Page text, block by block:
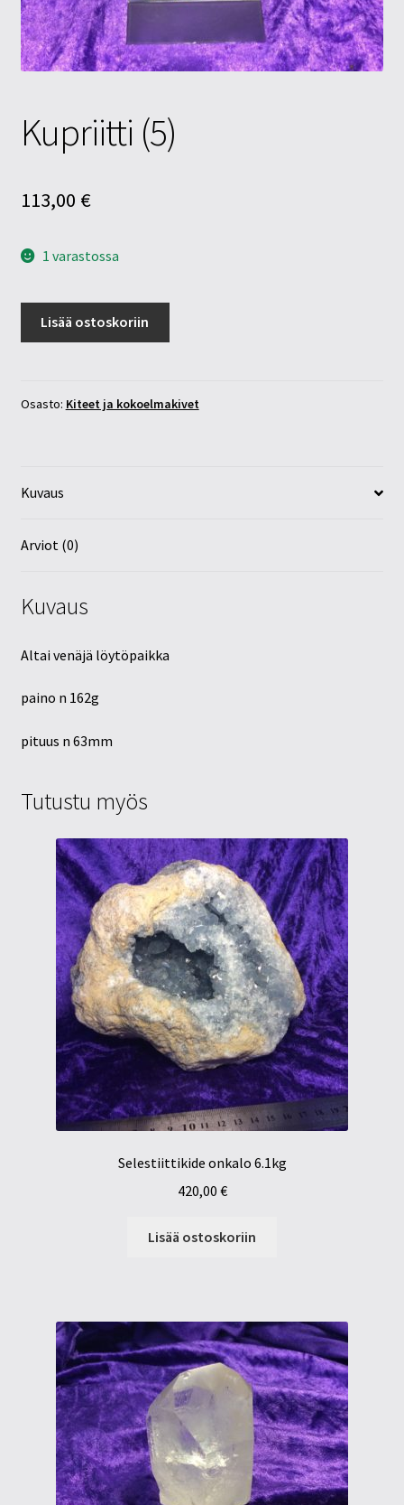
Tietosuojaseloste
Tuotteet
Kupriitti (5)
113,00 €
1 varastossa
Lisää ostoskoriin
Osasto: Kiteet ja kokoelmakivet
Kuvaus
Arviot (0)
Kuvaus
Altai venäjä löytöpaikka
paino n 162g
pituus n 63mm
Tutustu myös
Selestiittikide onkalo 6.1kg
420,00 €
Lisää ostoskoriin